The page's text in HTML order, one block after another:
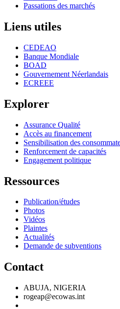
Passations des marchés
Liens utiles
CEDEAO
Banque Mondiale
BOAD
Gouvernement Néerlandais
ECREEE
Explorer
Assurance Qualité
Accès au financement
Sensibilisation des
Renforcement de capacités
Engagement politique
Ressources
Publication/études
Photos
Vidéos
Plaintes
Actualités
Demande de subventions
Contact
ABUJA, NIGERIA
rogeap@ecowas.int